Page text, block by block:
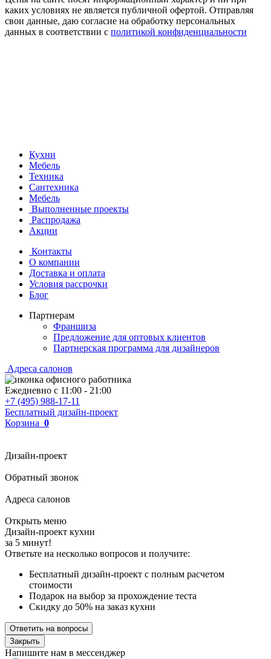
каких условиях не является публичной офертой. Отправляя
свои данные, даю согласие на обработку персональных
данных в соответствии с политикой конфиденциальности
Кухни
Мебель
Техника
Сантехника
Мебель
Выполненные проекты
Распродажа
Акции
Контакты
О компании
Доставка и оплата
Условия рассрочки
Блог
Партнерам
Франшиза
Предложение для оптовых клиентов
Партнерская программа для дизайнеров
Адреса салонов
Ежедневно с 11:00 - 21:00
+7 (495) 988-17-11
Бесплатный дизайн-проект
Корзина 0
Дизайн-проект
Обратный звонок
Адреса салонов
Открыть меню
Дизайн-проект кухни
за 5 минут!
Ответьте на несколько вопросов и получите:
Бесплатный дизайн-проект с полным расчетом
стоимости
Подарок на выбор за прохождение теста
Скидку до 50% на заказ кухни
Ответить на вопросы
Закрыть
Напишите нам в мессенджер